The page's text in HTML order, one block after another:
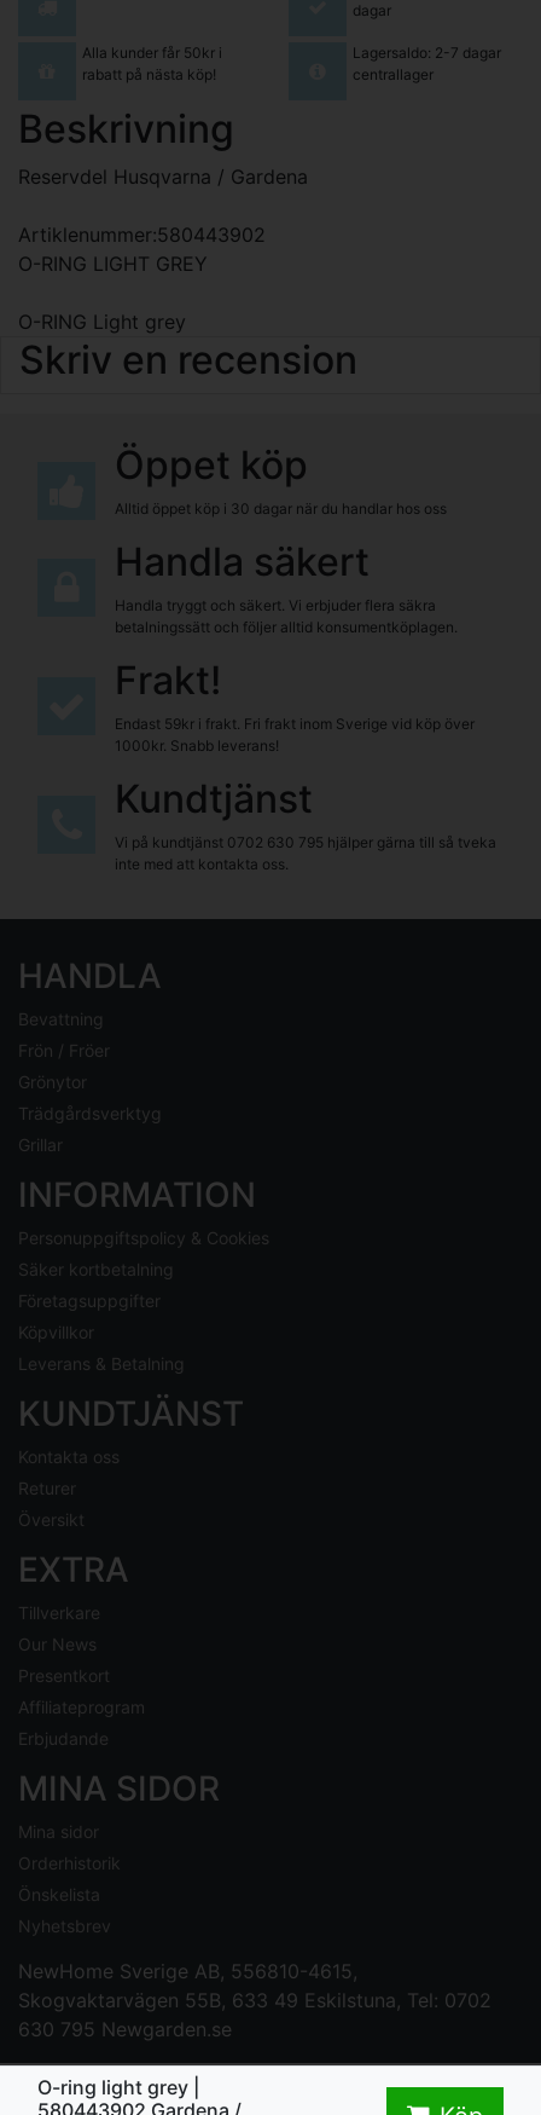
dagar
Alla kunder får 50kr i
rabatt på nästa köp!
Lagersaldo: 2-7 dagar
centrallager
Beskrivning
Reservdel Husqvarna / Gardena
Artiklenummer:580443902
O-RING LIGHT GREY
O-RING Light grey
Skriv en recension
O-ring light grey |
580443902 Gardena /
Öppet köp
Alltid öppet köp i 30 dagar när du handlar hos oss
Handla säkert
Handla tryggt och säkert. Vi erbjuder flera säkra
betalningssätt och följer alltid konsumentköplagen.
Frakt!
Endast 59kr i frakt. Fri frakt inom Sverige vid köp över
1000kr. Snabb leverans!
Kundtjänst
Vi på kundtjänst 0702 630 795 hjälper gärna till så tveka
inte med att kontakta oss.
HANDLA
Bevattning
Frön / Fröer
Grönytor
Trädgårdsverktyg
Grillar
INFORMATION
Personuppgiftspolicy & Cookies
Säker kortbetalning
Företagsuppgifter
Köpvillkor
Leverans & Betalning
KUNDTJÄNST
Kontakta oss
Returer
Översikt
EXTRA
Tillverkare
Our News
Presentkort
Affiliateprogram
Erbjudande
MINA SIDOR
Mina sidor
Orderhistorik
Önskelista
Nyhetsbrev
NewHome Sverige AB, 556810-4615,
Skogvaktarvägen 55B, 633 49 Eskilstuna, Tel: 0702
630 795 Newgarden.se